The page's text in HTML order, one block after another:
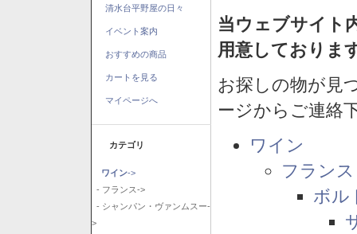
清水台平野屋の日々
イベント案内
おすすめの商品
カートを見る
マイページへ
カテゴリ
ワイン->
- フランス->
- シャンパン・ヴァンムスー-
>
当ウェブサイト
用意しておりま
お探しの物が見
ージからご連絡
ワイン
フランス
ボル